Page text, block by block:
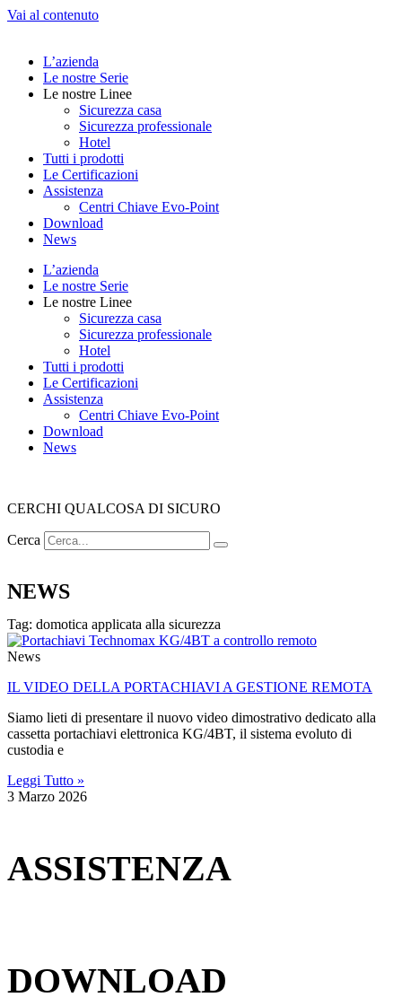
Vai al contenuto
L’azienda
Le nostre Serie
Le nostre Linee
Sicurezza casa
Sicurezza professionale
Hotel
Tutti i prodotti
Le Certificazioni
Assistenza
Centri Chiave Evo-Point
Download
News
L’azienda
Le nostre Serie
Le nostre Linee
Sicurezza casa
Sicurezza professionale
Hotel
Tutti i prodotti
Le Certificazioni
Assistenza
Centri Chiave Evo-Point
Download
News
CERCHI QUALCOSA DI SICURO
Cerca
NEWS
Tag: domotica applicata alla sicurezza
News
IL VIDEO DELLA PORTACHIAVI A GESTIONE REMOTA
Siamo lieti di presentare il nuovo video dimostrativo dedicato alla
cassetta portachiavi elettronica KG/4BT, il sistema evoluto di
custodia e
Leggi Tutto »
3 Marzo 2026
ASSISTENZA
DOWNLOAD